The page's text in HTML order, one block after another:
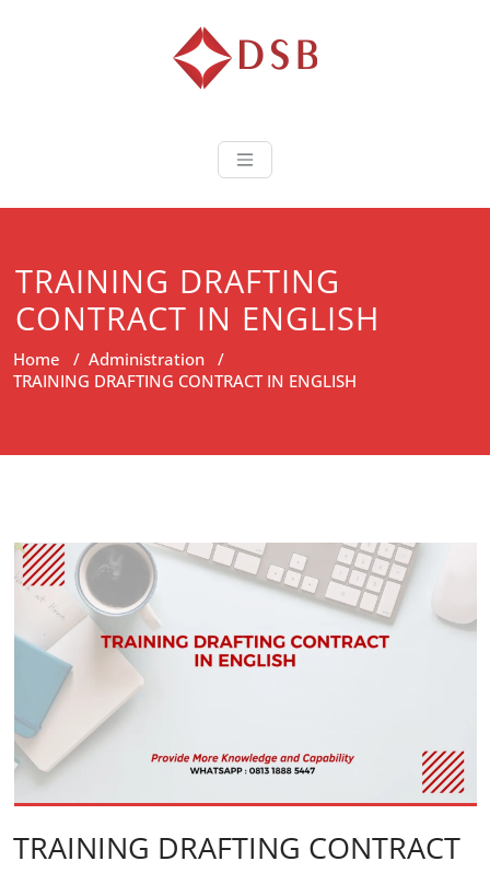
Diorama
TRAINING DRAFTING
CONTRACT IN ENGLISH
Home / Administration /
TRAINING DRAFTING CONTRACT IN ENGLISH
TRAINING DRAFTING CONTRACT